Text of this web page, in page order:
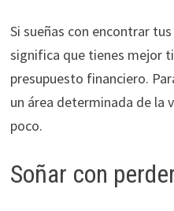
Si sueñas con encontrar
significa que tienes mejor
presupuesto financiero.
un área determinada de la
poco.
Soñar con